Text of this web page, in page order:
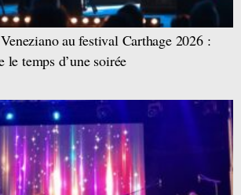
au festival Carthage 2026 :
le temps d’une soirée